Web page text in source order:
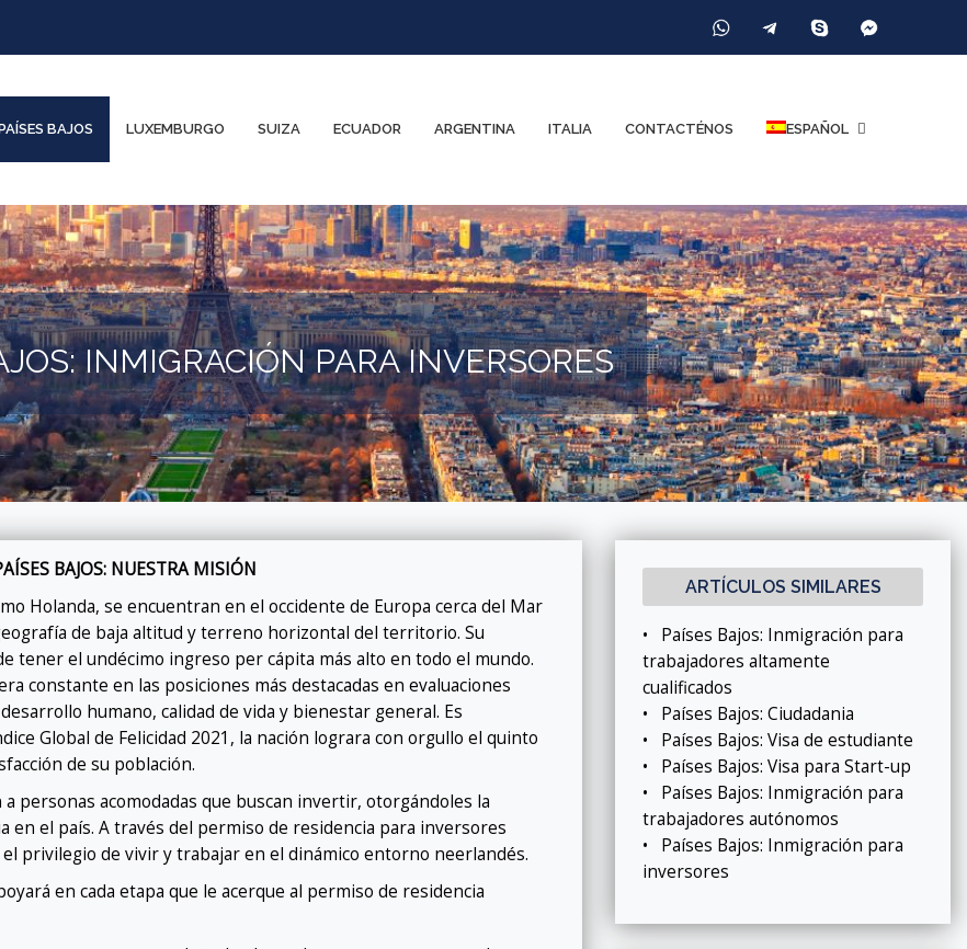
BAJOS LUXEMBURGO SUIZA ECUADOR ARGENTINA ITALIA CONTACTÉNOS ESPAÑOL
INMIGRACIÓN PARA INVERSORES
BAJOS: NUESTRA MISIÓN
Holanda, se encuentran en el occidente de Europa cerca del Mar
de baja altitud y terreno horizontal del territorio. Su
tener el undécimo ingreso per cápita más alto en todo el mundo.
constante en las posiciones más destacadas en evaluaciones
humano, calidad de vida y bienestar general. Es
Global de Felicidad 2021, la nación lograra con orgullo el quinto
de su población.
personas acomodadas que buscan invertir, otorgándoles la
en el país. A través del permiso de residencia para inversores
privilegio de vivir y trabajar en el dinámico entorno neerlandés.
en cada etapa que le acerque al permiso de residencia
ARTÍCULOS SIMILARES
• Países Bajos: Inmigración para
trabajadores altamente
cualificados
• Países Bajos: Ciudadania
• Países Bajos: Visa de estudiante
• Países Bajos: Visa para Start-up
• Países Bajos: Inmigración para
trabajadores autónomos
• Países Bajos: Inmigración para
inversores